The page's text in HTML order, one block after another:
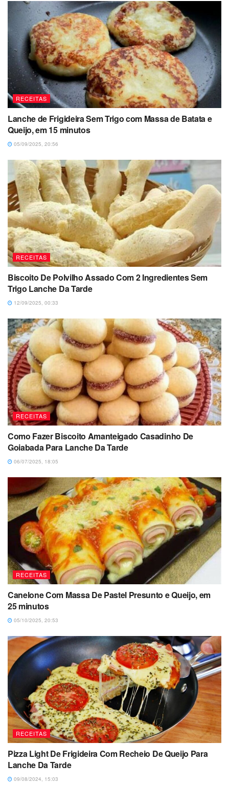
RECEITAS
Lanche de Frigideira Sem Trigo com Massa de Batata e
Queijo, em 15 minutos
05/09/2025, 20:56
RECEITAS
Biscoito De Polvilho Assado Com 2 Ingredientes Sem
Trigo Lanche Da Tarde
12/09/2025, 00:33
RECEITAS
Como Fazer Biscoito Amanteigado Casadinho De
Goiabada Para Lanche Da Tarde
06/07/2025, 18:05
RECEITAS
Canelone Com Massa De Pastel Presunto e Queijo, em
25 minutos
05/10/2025, 20:53
RECEITAS
Pizza Light De Frigideira Com Recheio De Queijo Para
Lanche Da Tarde
09/08/2024, 15:03